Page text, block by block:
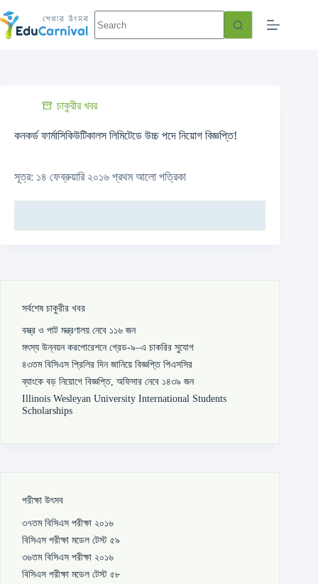
চাকুরীর খবর
কনকর্ড ফার্মাসিকিউটিকালস লিমিটেডে উচ্চ পদে নিয়োগ বিজ্ঞপ্তি!
সূত্র: ১৪ ফেব্রুয়ারি ২০১৬ প্রথম আলো পত্রিকা
সর্বশেষ চাকুরীর খবর
বস্ত্র ও পাট মন্ত্রণালয় নেবে ১১৬ জন
মৎস্য উন্নয়ন করপোরেশনে গ্রেড-৯–এ চাকরির সুযোগ
৪৩তম বিসিএস প্রিলির দিন জানিয়ে বিজ্ঞপ্তি পিএসসির
ব্যাংকে বড় নিয়োগে বিজ্ঞপ্তি, অফিসার নেবে ১৪৩৯ জন
Illinois Wesleyan University International Students
Scholarships
পরীক্ষা উৎসব
৩৭তম বিসিএস পরীক্ষা ২০১৬
বিসিএস পরীক্ষা মডেল টেস্ট ৫৯
৩৬তম বিসিএস পরীক্ষা ২০১৬
বিসিএস পরীক্ষা মডেল টেস্ট ৫৮